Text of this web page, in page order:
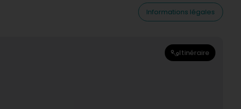
Informations légales
Itinéraire